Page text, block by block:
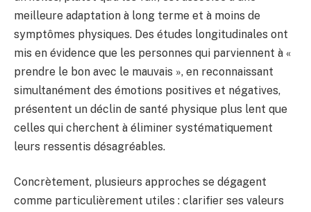
meilleure adaptation à long terme et à moins de
symptômes physiques. Des études longitudinales ont
mis en évidence que les personnes qui parviennent à «
prendre le bon avec le mauvais », en reconnaissant
simultanément des émotions positives et négatives,
présentent un déclin de santé physique plus lent que
celles qui cherchent à éliminer systématiquement
leurs ressentis désagréables.
Concrètement, plusieurs approches se dégagent
comme particulièrement utiles : clarifier ses valeurs